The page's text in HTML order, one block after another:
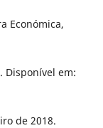
Económica,
Disponível em:
de 2018.